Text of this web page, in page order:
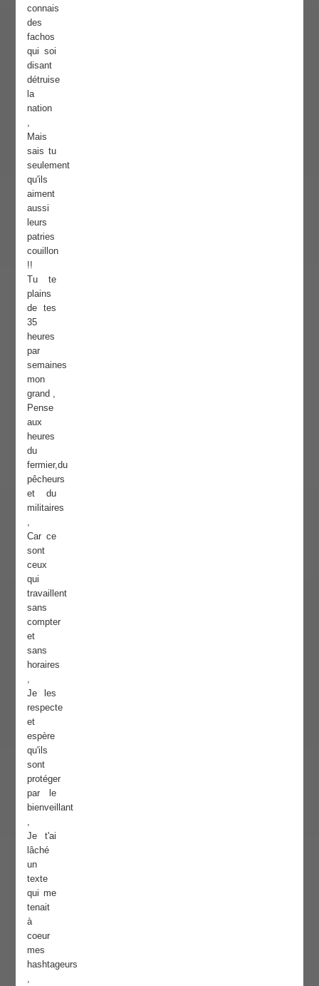
connais
des
fachos
qui soi
disant
détruise
la
nation
Mais
sais tu
seulement
qu'ils
aiment
aussi
leurs
patries
couillon
!!
Tu te
plains
de tes
35
heures
par
semaines
mon
grand ,
Pense
aux
heures
du
fermier,du
pêcheurs
et du
militaires
Car ce
sont
ceux
qui
travaillent
sans
compter
et
sans
horaires
Je les
respecte
et
espère
qu'ils
sont
protéger
par le
bienveillant
Je t'ai
lâché
un
texte
qui me
tenait
à
coeur
mes
hashtageurs